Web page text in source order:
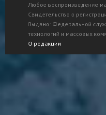
Любое воспроизведение
Свидетельство о
Выдано: Федеральной
технологий и массовых
О редакции